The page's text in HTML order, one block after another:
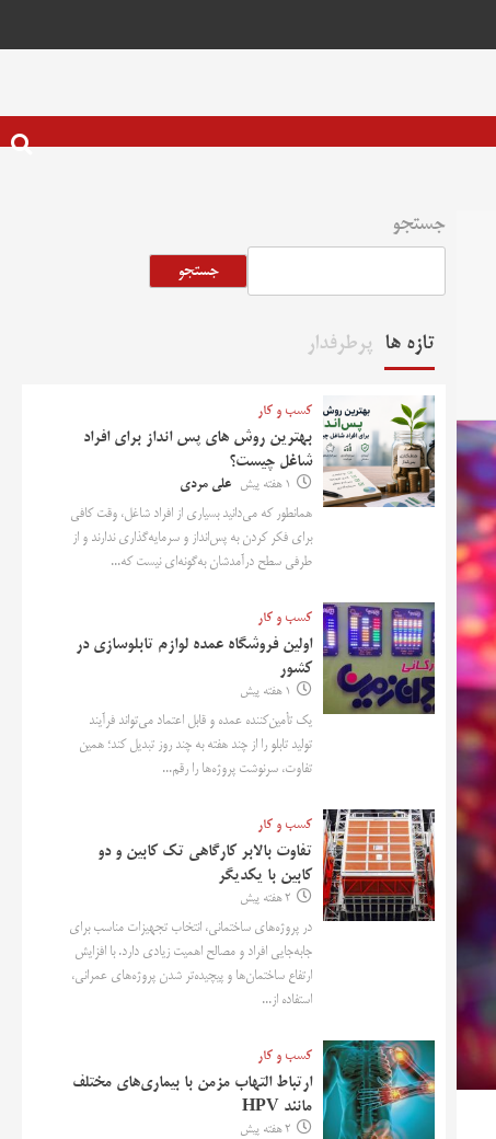
جستجو
جستجو
تازه ها پرطرفدار
کسب و کار
بهترین روش‌ های پس‌ انداز برای افراد
شاغل چیست؟
1 هفته پیش علی مردی
همانطور که می‌دانید بسیاری از افراد شاغل، وقت کافی
برای فکر کردن به پس‌انداز و سرمایه‌گذاری ندارند و از
طرفی سطح درآمدشان به‌گونه‌ای نیست که...
کسب و کار
اولین فروشگاه عمده لوازم تابلوسازی در
کشور
1 هفته پیش
یک تأمین‌کننده عمده و قابل اعتماد می‌تواند فرآیند
تولید تابلو را از چند هفته به چند روز تبدیل کند؛ همین
تفاوت، سرنوشت پروژه‌ها را رقم...
کسب و کار
تفاوت بالابر کارگاهی تک کابین و دو
کابین با یکدیگر
2 هفته پیش
در پروژه‌های ساختمانی، انتخاب تجهیزات مناسب برای
جابه‌جایی افراد و مصالح اهمیت زیادی دارد. با افزایش
ارتفاع ساختمان‌ها و پیچیده‌تر شدن پروژه‌های عمرانی،
استفاده از...
کسب و کار
ارتباط التهاب مزمن با بیماری‌های مختلف
مانند HPV
2 هفته پیش